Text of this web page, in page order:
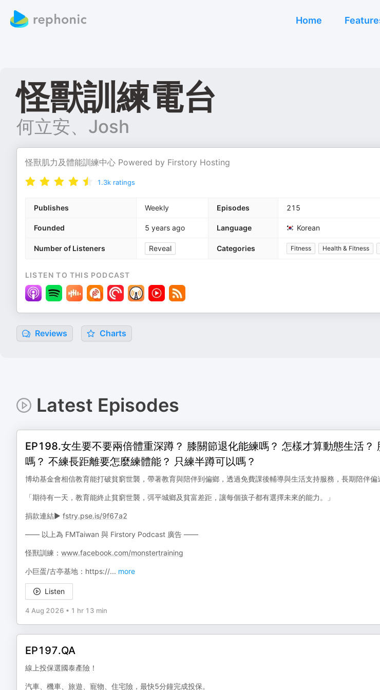
Home
怪獸訓練電台
何立安、Josh
怪獸肌力及體能訓練中心 Powered by Firstory Hosting
1.3k ratings
Publishes Weekly Episodes 215
Founded 5 years ago Language Korean
Number of Listeners Reveal Categories Fitness Health & Fitness
LISTEN TO THIS PODCAST
Reviews Charts
Latest Episodes
EP198.女生要不要兩倍體重深蹲？ 膝關節退化能練嗎？ 怎樣才算動態生活？
嗎？ 不練長距離要怎麼練體能？ 只練半蹲可以嗎？
博幼基金會相信教育能打破貧窮世襲，帶著教育與陪伴到偏鄉，透過免費課後輔導與生活支持服務，長期陪伴偏
「期待有一天，教育能終止貧窮世襲，弭平城鄉及貧富差距，讓每個孩子都有選擇未來的能力。」
捐款連結▶️ fstry.pse.is/9f67a2
—— 以上為 FMTaiwan 與 Firstory Podcast 廣告 ——
怪獸訓練： www.facebook.com/monstertraining
小巨蛋/古亭基地：https://... more
Listen
4 Aug 2026 • 1 hr 13 min
EP197.QA
線上投保選國泰產險！
汽車、機車、旅遊、寵物、住宅險，最快5分鐘完成投保。